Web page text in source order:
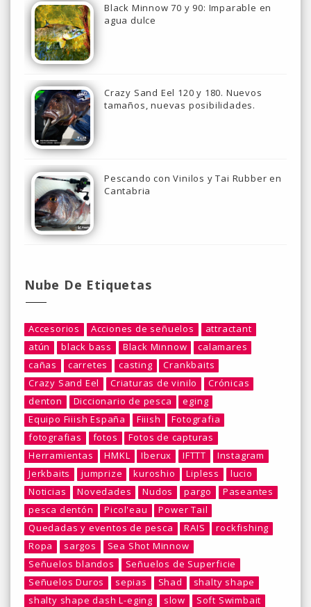
Black Minnow 70 y 90: Imparable en
agua dulce
Crazy Sand Eel 120 y 180. Nuevos
tamaños, nuevas posibilidades.
Pescando con Vinilos y Tai Rubber en
Cantabria
Nube De Etiquetas
Accesorios Acciones de señuelos
attractant
atún
black bass Black Minnow
calamares
cañas
carretes casting
Crankbaits
Crazy Sand Eel
Criaturas de vinilo
Crónicas
denton
Diccionario de pesca
eging
Equipo Fiiish España
Fiiish
Fotografia
fotografias
fotos
Fotos de capturas
Herramientas
HMKL Iberux IFTTT
Instagram
Jerkbaits
jumprize kuroshio Lipless
lucio
Noticias
Novedades Nudos pargo
Paseantes
pesca dentón
Picol'eau
Power Tail
Quedadas y eventos de pesca
RAIS
rockfishing
Ropa
sargos
Sea Shot Minnow
Señuelos blandos
Señuelos de Superficie
Señuelos Duros
sepias Shad
shalty shape
shalty shape dash L-eging
slow
Soft Swimbait